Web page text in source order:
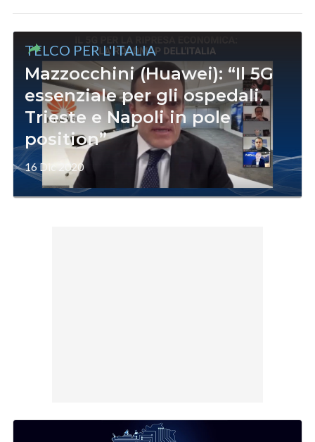
TELCO PER L'ITALIA
Mazzocchini (Huawei): “Il 5G
essenziale per gli ospedali.
Trieste e Napoli in pole
position”
16 Dic 2020